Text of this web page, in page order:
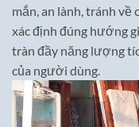
mắn, an lành, tránh về
xác định đúng hướng
tràn đầy năng lượng
của người dùng.